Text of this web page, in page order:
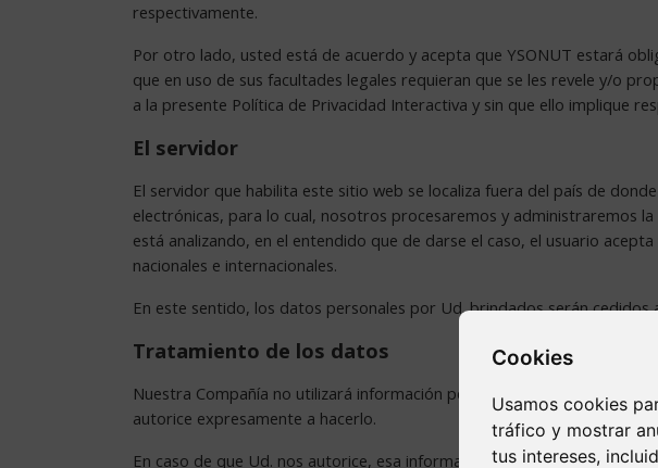
Cookies
Usamos cookies
tráfico y mostrar
tus intereses,
respectivamente.
Por otro lado, usted está de acuerdo y acepta que YSONUT estará
que en uso de sus facultades legales requieran que se les revele y/o
a la presente Política de Privacidad Interactiva y sin que ello implique
El servidor
El servidor que habilita este sitio web se localiza fuera del país de
electrónicas, para lo cual, nosotros procesaremos y administraremos
está analizando, en el entendido que de darse el caso, el usuario
nacionales e internacionales.
En este sentido, los datos personales por Ud. brindados serán
Tratamiento de los datos
Nuestra Compañía no utilizará información personal identificable para
autorice expresamente a hacerlo.
En caso de que Ud. nos autorice, esa información será utilizada para